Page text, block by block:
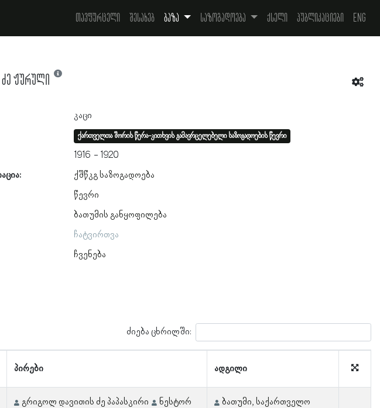
თავფურცელი შესახებ ბაზა საზოგადოება ქსელი პუბლიკაციები Eng
ჟურული
კაცი
ქართველთა შორის წერა-კითხვის გამავრცელებელი საზოგადოების წევრი
1916
1920
ქშწკგ საზოგადოება
წევრი
ბათუმის განყოფილება
ჩატვირთვა
ჩვენება
ძიება ცხრილში:
პირები ადგილი
გრიგოლ დავითის ძე პაპასკირი
ნესტორ
ბათუმი, საქართველო